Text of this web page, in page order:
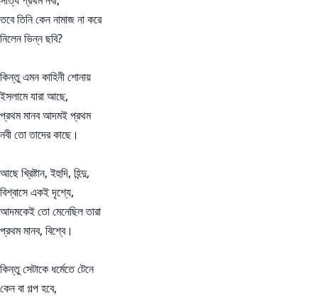
তবে তিনি কেন নামাজ না করে
নিলেন ভিন্ন ছবি?
কিন্তু এমন কাহিনী শোনায়
ইসলামে যারা আছে,
প্রথম মানব আদমই প্রথম
নবী তো তাদের কাছে।
আছে খ্রিষ্টান, ইহুদি, হিন্দু,
বিশ্বাসে একই দৃশ্যে,
আদমকেই তো মেনেছিল তারা
প্রথম মানব, বিশ্বে।
কিন্তু সেটাকে ধর্মেতে টেনে
কেন বা গল্প হবে,